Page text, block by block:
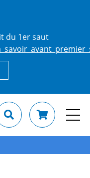
du 1er saut